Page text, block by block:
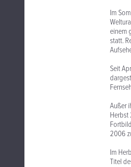
Im
einem
statt.
Seit
Außer
Herbst
2006
Im
Titel